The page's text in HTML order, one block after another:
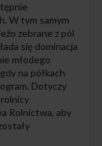
W tym samym
zebrane z pól
się dominacja
młodego
na półkach
Dotyczy
Rolnictwa, aby